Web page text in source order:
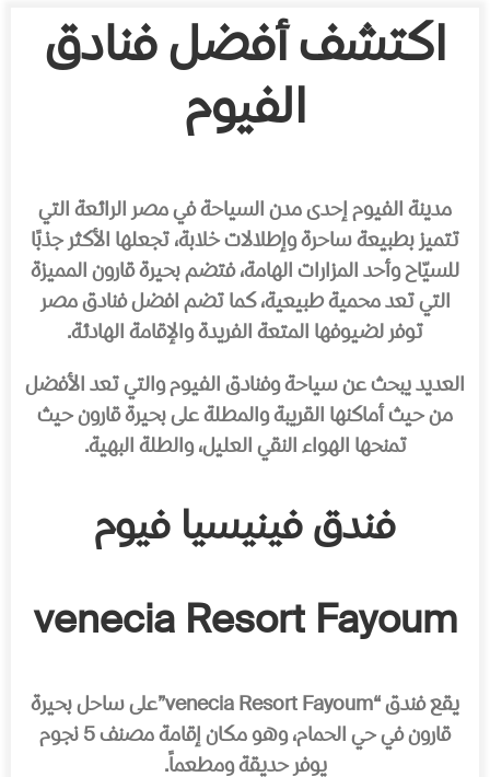
اكتشف أفضل فنادق
الفيوم
مدينة الفيوم إحدى مدن السياحة في مصر الرائعة التي
تتميز بطبيعة ساحرة وإطلالات خلابة، تجعلها الأكثر جذبًا
للسيّاح وأحد المزارات الهامة، فتضم بحيرة قارون المميزة
التي تعد محمية طبيعية، كما تضم افضل فنادق مصر
توفر لضيوفها المتعة الفريدة والإقامة الهادئة.
العديد يبحث عن سياحة وفنادق الفيوم والتي تعد الأفضل
من حيث أماكنها القريبة والمطلة على بحيرة قارون حيث
تمنحها الهواء النقي العليل، والطلة البهية.
فندق فينيسيا فيوم
venecia Resort Fayoum
يقع فندق “venecia Resort Fayoum”على ساحل بحيرة
قارون في حي الحمام، وهو مكان إقامة مصنف 5 نجوم
يوفر حديقة ومطعماً.